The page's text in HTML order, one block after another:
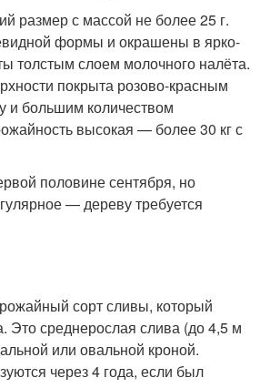
размер с массой не более 25 г.
формы и окрашены в ярко-
толстым слоем молочного налёта.
покрыта розово-красным
и большим количеством
высокая — более 30 кг с
половине сентября, но
— дереву требуется
сорт сливы, который
Это среднерослая слива (до 4,5 м
или овальной кроной.
через 4 года, если был